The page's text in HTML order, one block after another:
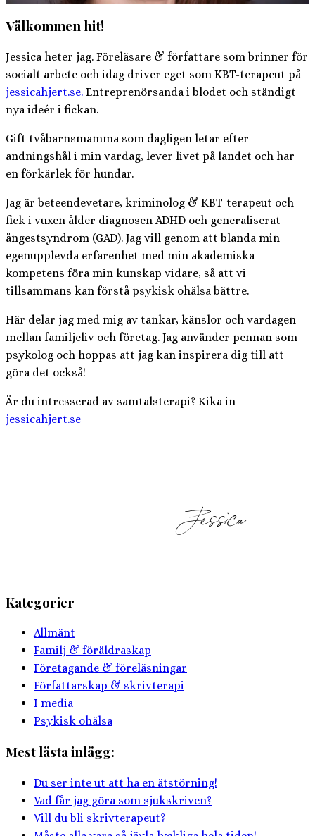
Välkommen hit!
Jessica heter jag. Föreläsare & författare som brinner för
socialt arbete och idag driver eget som KBT-terapeut på
jessicahjert.se. Entreprenörsanda i blodet och ständigt
nya ideér i fickan.
Gift tvåbarnsmamma som dagligen letar efter
andningshål i min vardag, lever livet på landet och har
en förkärlek för hundar.
Jag är beteendevetare, kriminolog & KBT-terapeut och
fick i vuxen ålder diagnosen ADHD och generaliserat
ångestsyndrom (GAD). Jag vill genom att blanda min
egenupplevda erfarenhet med min akademiska
kompetens föra min kunskap vidare, så att vi
tillsammans kan förstå psykisk ohälsa bättre.
Här delar jag med mig av tankar, känslor och vardagen
mellan familjeliv och företag. Jag använder pennan som
psykolog och hoppas att jag kan inspirera dig till att
göra det också!
Är du intresserad av samtalsterapi? Kika in
jessicahjert.se
Kategorier
Allmänt
Familj & föräldraskap
Företagande & föreläsningar
Författarskap & skrivterapi
I media
Psykisk ohälsa
Mest lästa inlägg:
Du ser inte ut att ha en ätstörning!
Vad får jag göra som sjukskriven?
Vill du bli skrivterapeut?